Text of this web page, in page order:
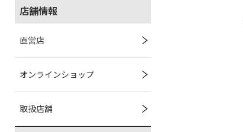
店舗情報
直営店
オンラインショップ
取扱店舗